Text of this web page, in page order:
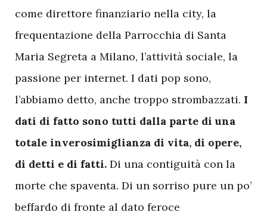
come direttore finanziario nella city, la
frequentazione della Parrocchia di Santa
Maria Segreta a Milano, l’attività sociale, la
passione per internet. I dati pop sono,
l’abbiamo detto, anche troppo strombazzati. I
dati di fatto sono tutti dalla parte di una
totale inverosimiglianza di vita, di opere,
di detti e di fatti. Di una contiguità con la
morte che spaventa. Di un sorriso pure un po’
beffardo di fronte al dato feroce